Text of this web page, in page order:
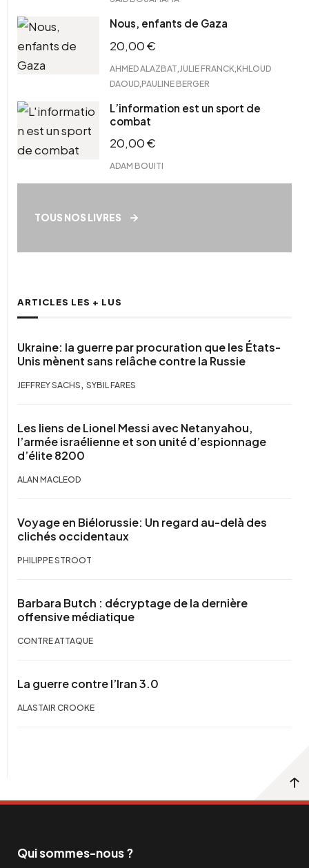
Nous, enfants de Gaza
20,00€
AHMED ALAZBAT JULIE FRANCK KHLOUD
DAOUD PAULINE BERGER
L’information est un sport de
combat
20,00€
ADAM BOUITI
TOUS NOS LIVRES
ARTICLES LES + LUS
Ukraine: la guerre par procuration que les États-
Unis mènent sans relâche contre la Russie
JEFFREY SACHS , SYBIL FARES
Les liens de Lionel Messi avec Netanyahou,
l’armée israélienne et son unité d’espionnage
d’élite 8200
ALAN MACLEOD
Voyage en Biélorussie: Un regard au-delà des
clichés occidentaux
PHILIPPE STROOT
Barbara Butch : décryptage de la dernière
offensive médiatique
CONTRE ATTAQUE
La guerre contre l’Iran 3.0
ALASTAIR CROOKE
Qui sommes-nous ?